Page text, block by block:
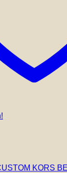
KORS